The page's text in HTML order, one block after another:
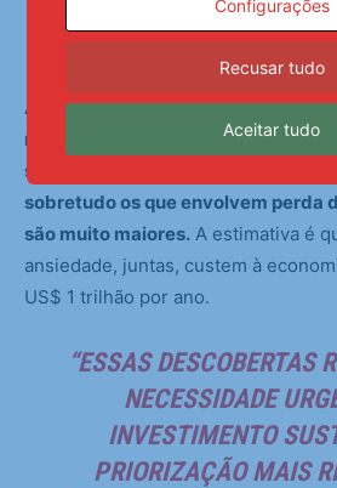
Impacto econômico
A agência avalia o impacto
mentais como impressionante.
saúde sejam substanciais, os
sobretudo os que envolvem perda
são muito maiores. A estimativa é
ansiedade, juntas, custem à
US$ 1 trilhão por ano.
“ESSAS DESCOBERTAS
NECESSIDADE
INVESTIMENTO
PRIORIZAÇÃO MAIS
Configurações
Recusar tudo
Aceitar tudo